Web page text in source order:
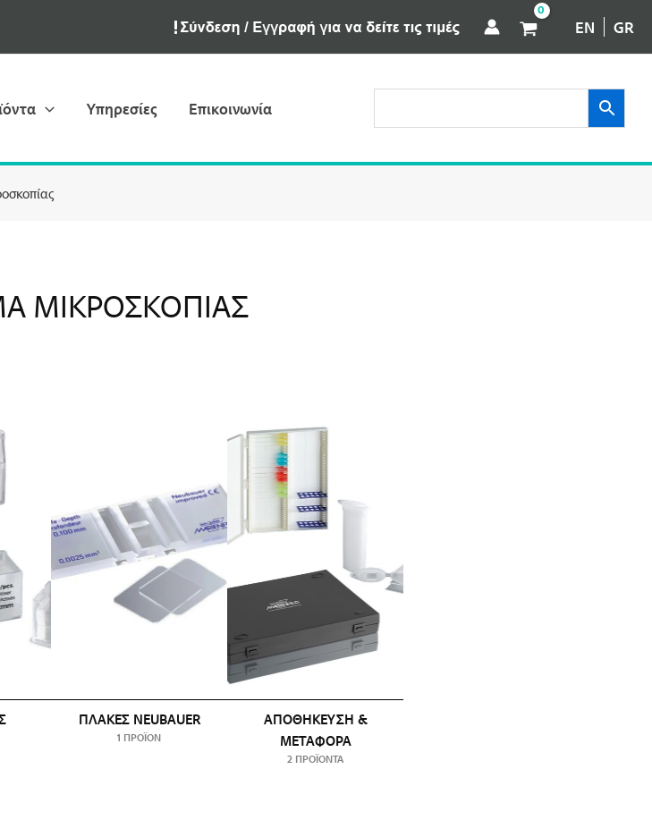
EN GR
Υπηρεσίες Επικοινωνία
ΜΙΚΡΟΣΚΟΠΊΑΣ
ΠΛΆΚΕΣ NEUBAUER
1 ΠΡΟΪΌΝ
ΑΠΟΘΉΚΕΥΣΗ &
ΜΕΤΑΦΟΡΆ
2 ΠΡΟΪΌΝΤΑ